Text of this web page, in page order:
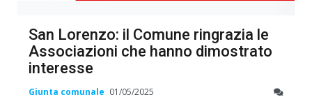
San Lorenzo: il Comune ringrazia le
Associazioni che hanno dimostrato
interesse
Giunta comunale 01/05/2025